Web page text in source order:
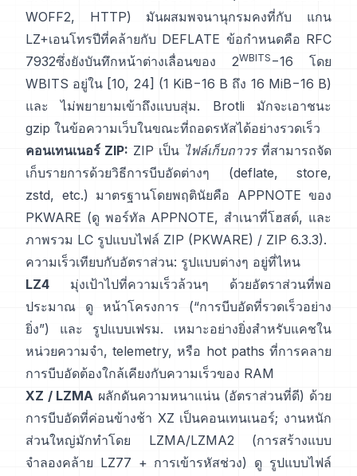
WOFF2, HTTP) มันผสมพจนานุกรมคงที่กับ แกน
LZ+เอนโทรปีที่คล้ายกับ DEFLATE ข้อกำหนดคือ RFC
7932ซึ่งยังบันทึกหน้าต่างเลื่อนของ 2WBITS −16 โดย
WBITS อยู่ใน [10, 24] (1 KiB−16 B ถึง 16 MiB−16 B)
และ
ไม่พยายามเข้าถึงแบบสุ่ม. Brotli มักจะเอาชนะ
gzip ในข้อความเว็บในขณะที่ถอดรหัสได้อย่างรวดเร็ว
คอนเทนเนอร์ ZIP: ZIP เป็น ไฟล์เก็บถาวรที่สามารถจัด
เก็บรายการด้วยวิธีการบีบอัดต่างๆ (deflate, store,
zstd, etc.) มาตรฐานโดยพฤตินัยคือ APPNOTE ของ
PKWARE (ดู พอร์ทัล APPNOTE, สำเนาที่โฮสต์, และ
ภาพรวม LC รูปแบบไฟล์ ZIP (PKWARE) / ZIP 6.3.3).
ความเร็วเทียบกับอัตราส่วน: รูปแบบต่างๆ อยู่ที่ไหน
LZ4 มุ่งเป้าไปที่ความเร็วล้วนๆ ด้วยอัตราส่วนที่พอ
ประมาณ ดู หน้าโครงการ
(“การบีบอัดที่รวดเร็วอย่าง
ยิ่ง”) และ
รูปแบบเฟรม. เหมาะอย่างยิ่งสำหรับแคชใน
หน่วยความจำ, telemetry, หรือ hot paths ที่การคลาย
การบีบอัดต้องใกล้เคียงกับความเร็วของ RAM
XZ / LZMA ผลักดันความหนาแน่น (อัตราส่วนที่ดี) ด้วย
การบีบอัดที่ค่อนข้างช้า XZ เป็นคอนเทนเนอร์; งานหนัก
ส่วนใหญ่มักทำโดย LZMA/LZMA2 (การสร้างแบบ
จำลองคล้าย LZ77 + การเข้ารหัสช่วง) ดู รูปแบบไฟล์